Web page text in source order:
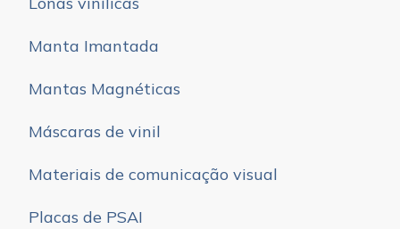
Manta Imantada
Mantas Magnéticas
Máscaras de vinil
Materiais de comunicação visual
Placas de PSAI